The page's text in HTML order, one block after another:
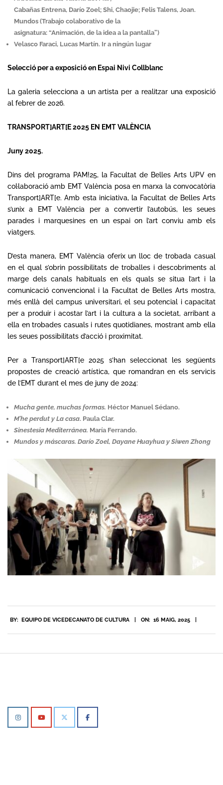
Cabañas Entrena, Darío Zoel; Shi, Chaojie; Felis Talens, Joan.
Mundos (Trabajo colaborativo de la
asignatura: “Animación, de la idea a la pantalla”)
Velasco Faraci, Lucas Martín. Ir a ningún lugar
Selecció per a exposició en Espai Nivi Collblanc
La galeria selecciona a un artista per a realitzar una exposició
al febrer de 2026.
TRANSPORT]ART[E 2025 EN EMT VALÈNCIA
Juny 2025.
Dins del programa PAM!25, la Facultat de Belles Arts UPV en
col·laboració amb EMT València posa en marxa la convocatòria
Transport]ART[e. Amb esta iniciativa, la Facultat de Belles Arts
s’unix a EMT València per a convertir l’autobús, les seues
parades i marquesines en un espai on l’art conviu amb els
viatgers.
D’esta manera, EMT València oferix un lloc de trobada casual
en el qual s’obrin possibilitats de troballes i descobriments al
marge dels canals habituals en els quals se situa l’art i la
comunicació convencional i la Facultat de Belles Arts mostra,
més enllà del campus universitari, el seu potencial i capacitat
per a produir i acostar l’art i la cultura a la societat, arribant a
ella en trobades casuals i rutes quotidianes, mostrant amb ella
les seues possibilitats d’acció i proximitat.
Per a Transport]ART[e 2025 s’han seleccionat les següents
propostes de creació artística, que romandran en els servicis
de l’EMT durant el mes de juny de 2024:
Mucha gente, muchas formas. Héctor Manuel Sédano.
M’he perdut y La casa. Paula Clar.
Sinestesia Mediterránea. María Ferrando.
Mundos y máscaras. Darío Zoel, Dayane Huayhua y Siwen Zhong
05-
16
BY: EQUIPO DE VICEDECANATO DE CULTURA ON: 16 MAIG, 2025